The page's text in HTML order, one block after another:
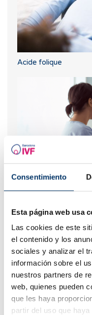
Consentimiento
Esta página web usa
Las cookies de este
el contenido y los
sociales y analizar el
información sobre el
nuestros partners de
web, quienes pueden
que les haya
partir del uso que
Acide folique
Les plus lus